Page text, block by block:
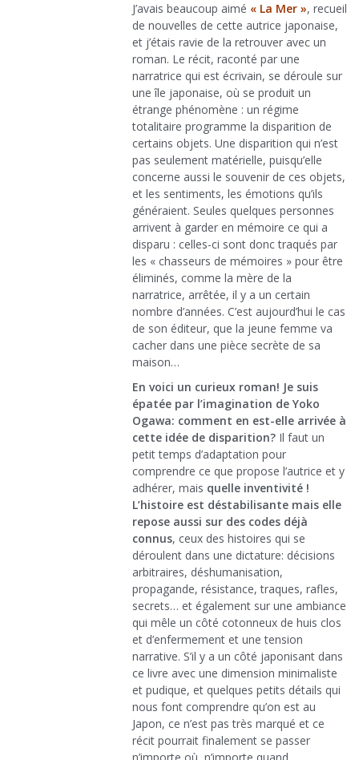
J’avais beaucoup aimé « La Mer », recueil
de nouvelles de cette autrice japonaise,
et j’étais ravie de la retrouver avec un
roman. Le récit, raconté par une
narratrice qui est écrivain, se déroule sur
une île japonaise, où se produit un
étrange phénomène : un régime
totalitaire programme la disparition de
certains objets. Une disparition qui n’est
pas seulement matérielle, puisqu’elle
concerne aussi le souvenir de ces objets,
et les sentiments, les émotions qu’ils
généraient. Seules quelques personnes
arrivent à garder en mémoire ce qui a
disparu : celles-ci sont donc traqués par
les « chasseurs de mémoires » pour être
éliminés, comme la mère de la
narratrice, arrêtée, il y a un certain
nombre d’années. C’est aujourd’hui le cas
de son éditeur, que la jeune femme va
cacher dans une pièce secrète de sa
maison…
En voici un curieux roman! Je suis
épatée par l’imagination de Yoko
Ogawa: comment en est-elle arrivée à
cette idée de disparition? Il faut un
petit temps d’adaptation pour
comprendre ce que propose l’autrice et y
adhérer, mais quelle inventivité !
L’histoire est déstabilisante mais elle
repose aussi sur des codes déjà
connus, ceux des histoires qui se
déroulent dans une dictature: décisions
arbitraires, déshumanisation,
propagande, résistance, traques, rafles,
secrets… et également sur une ambiance
qui mêle un côté cotonneux de huis clos
et d’enfermement et une tension
narrative. S’il y a un côté japonisant dans
ce livre avec une dimension minimaliste
et pudique, et quelques petits détails qui
nous font comprendre qu’on est au
Japon, ce n’est pas très marqué et ce
récit pourrait finalement se passer